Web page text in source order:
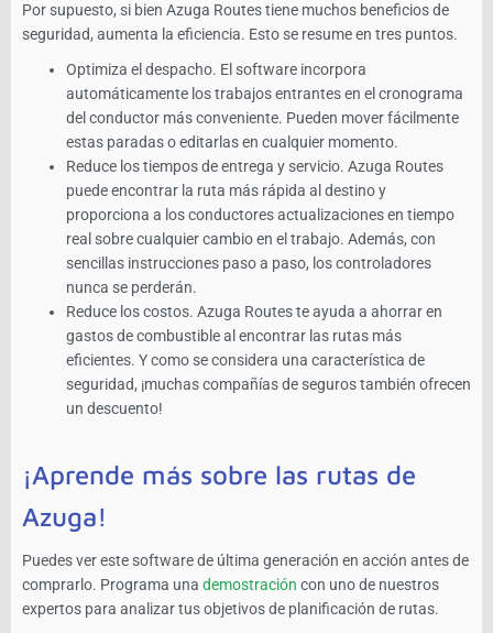
Por supuesto, si bien Azuga Routes tiene muchos beneficios de
seguridad, aumenta la eficiencia. Esto se resume en tres puntos.
Optimiza el despacho. El software incorpora
automáticamente los trabajos entrantes en el cronograma
del conductor más conveniente. Pueden mover fácilmente
estas paradas o editarlas en cualquier momento.
Reduce los tiempos de entrega y servicio. Azuga Routes
puede encontrar la ruta más rápida al destino y
proporciona a los conductores actualizaciones en tiempo
real sobre cualquier cambio en el trabajo. Además, con
sencillas instrucciones paso a paso, los controladores
nunca se perderán.
Reduce los costos. Azuga Routes te ayuda a ahorrar en
gastos de combustible al encontrar las rutas más
eficientes. Y como se considera una característica de
seguridad, ¡muchas compañías de seguros también ofrecen
un descuento!
¡Aprende más sobre las rutas de
Azuga!
Puedes ver este software de última generación en acción antes de
comprarlo. Programa una demostración con uno de nuestros
expertos para analizar tus objetivos de planificación de rutas.